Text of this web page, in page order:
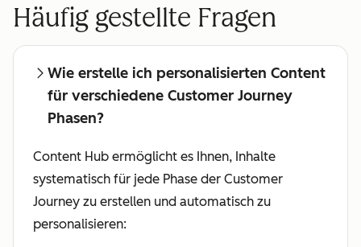
Häufig gestellte Fragen
Wie erstelle ich personalisierten Content
für verschiedene Customer Journey
Phasen?
Content Hub ermöglicht es Ihnen, Inhalte
systematisch für jede Phase der Customer
Journey zu erstellen und automatisch zu
personalisieren: